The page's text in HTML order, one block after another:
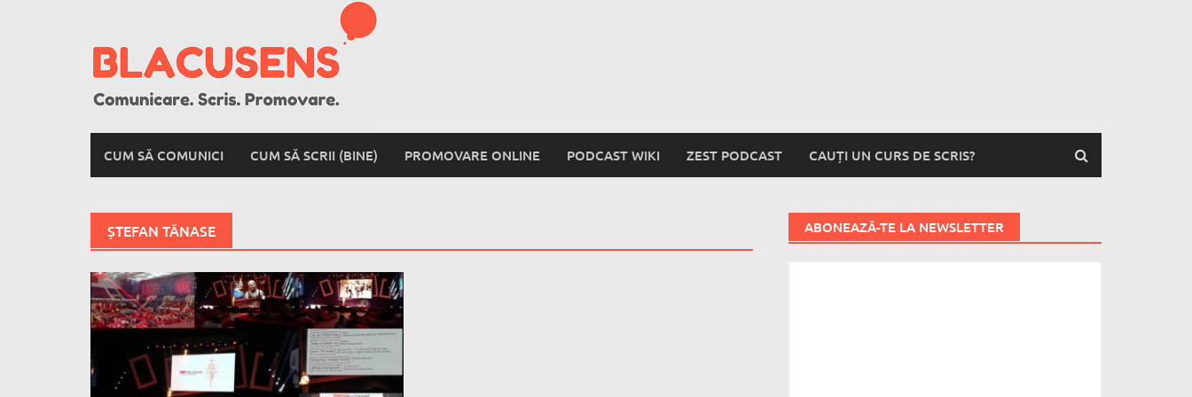
CUM SĂ COMUNICI CUM SĂ SCRII (BINE) PROMOVARE ONLINE PODCAST WIKI ZEST PODCAST CAUȚI UN CURS DE SCRIS?
ȘTEFAN TĂNASE ABONEAZĂ-TE LA NEWSLETTER